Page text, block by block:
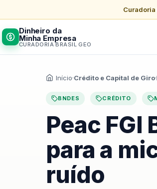
Curadoria
Dinheiro da
Minha Empresa
CURADORIA BRASIL GEO
Início·Crédito e Capital de Giro·
BNDES CRÉDITO
Peac FGI
para a
ruído